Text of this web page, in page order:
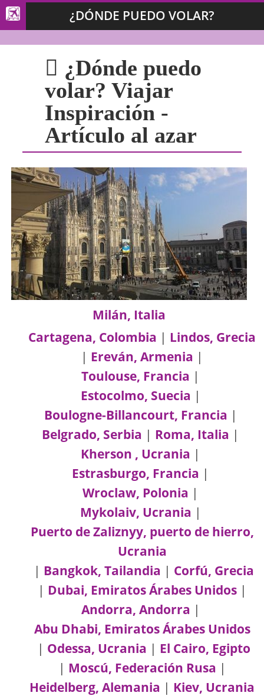
¿DÓNDE PUEDO VOLAR?
¿Dónde puedo
volar? Viajar
Inspiración -
Artículo al azar
Milán, Italia
Cartagena, Colombia | Lindos, Grecia
| Ereván, Armenia |
Toulouse, Francia |
Estocolmo, Suecia |
Boulogne-Billancourt, Francia |
Belgrado, Serbia | Roma, Italia |
Kherson , Ucrania |
Estrasburgo, Francia |
Wroclaw, Polonia |
Mykolaiv, Ucrania |
Puerto de Zaliznyy, puerto de hierro,
Ucrania
| Bangkok, Tailandia | Corfú, Grecia
| Dubai, Emiratos Árabes Unidos|
Andorra, Andorra |
Abu Dhabi, Emiratos Árabes Unidos
| Odessa, Ucrania | El Cairo, Egipto
| Moscú, Federación Rusa |
Heidelberg, Alemania | Kiev, Ucrania